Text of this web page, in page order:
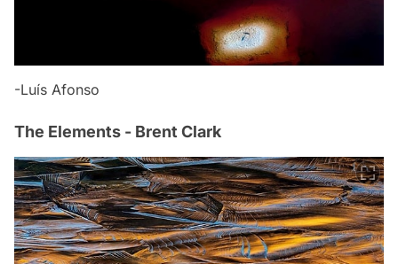
-Luís Afonso
The Elements - Brent Clark